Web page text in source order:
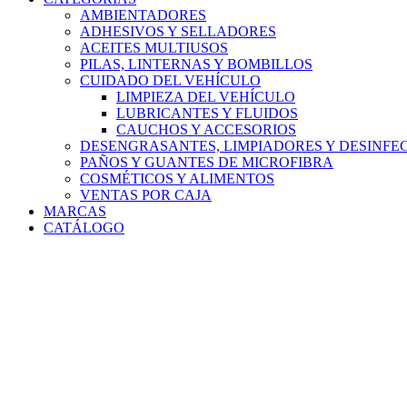
AMBIENTADORES
ADHESIVOS Y SELLADORES
ACEITES MULTIUSOS
PILAS, LINTERNAS Y BOMBILLOS
CUIDADO DEL VEHÍCULO
LIMPIEZA DEL VEHÍCULO
LUBRICANTES Y FLUIDOS
CAUCHOS Y ACCESORIOS
DESENGRASANTES, LIMPIADORES Y
PAÑOS Y GUANTES DE MICROFIBRA
COSMÉTICOS Y ALIMENTOS
VENTAS POR CAJA
MARCAS
CATÁLOGO